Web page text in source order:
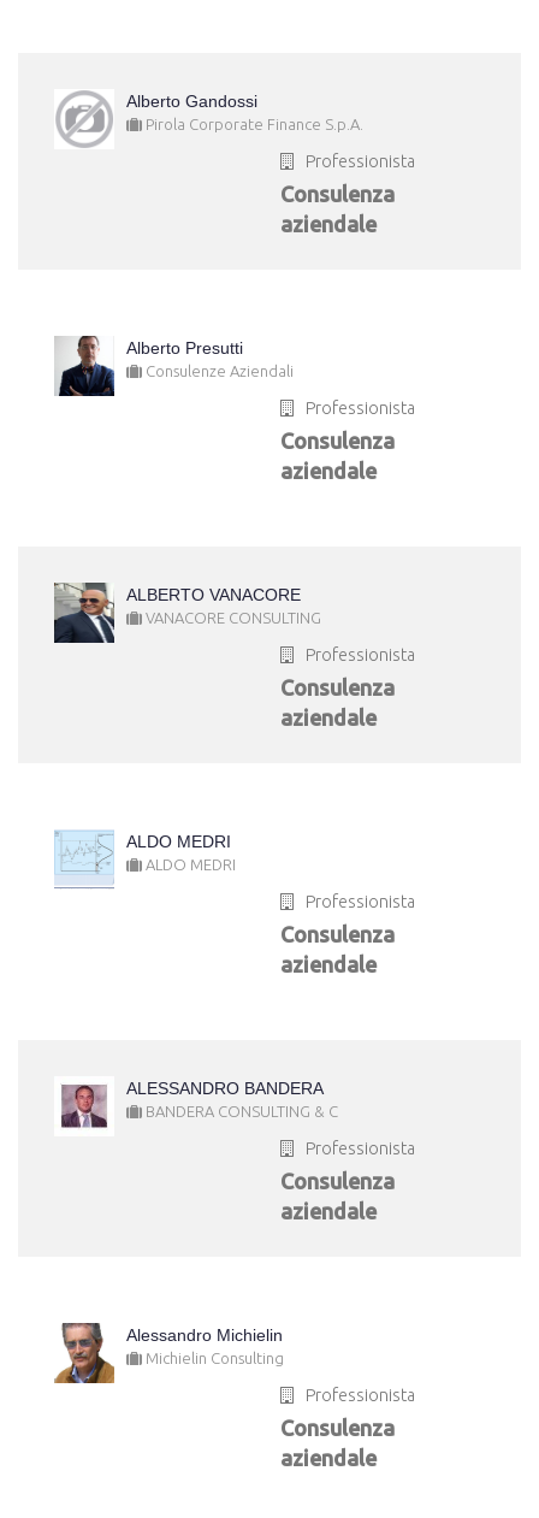
Alberto Gandossi
Pirola Corporate Finance S.p.A.
Professionista
Consulenza
aziendale
Alberto Presutti
Consulenze Aziendali
Professionista
Consulenza
aziendale
ALBERTO VANACORE
VANACORE CONSULTING
Professionista
Consulenza
aziendale
ALDO MEDRI
ALDO MEDRI
Professionista
Consulenza
aziendale
ALESSANDRO BANDERA
BANDERA CONSULTING & C
Professionista
Consulenza
aziendale
Alessandro Michielin
Michielin Consulting
Professionista
Consulenza
aziendale